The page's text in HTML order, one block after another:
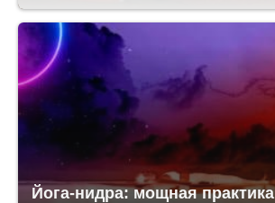
Йога-нидра: мощная практика